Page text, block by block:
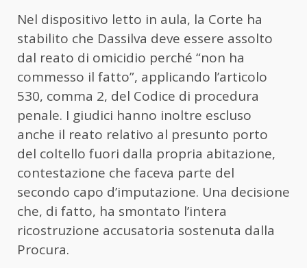
Nel dispositivo letto in aula, la Corte ha
stabilito che Dassilva deve essere assolto
dal reato di omicidio perché “non ha
commesso il fatto”, applicando l’articolo
530, comma 2, del Codice di procedura
penale. I giudici hanno inoltre escluso
anche il reato relativo al presunto porto
del coltello fuori dalla propria abitazione,
contestazione che faceva parte del
secondo capo d’imputazione. Una decisione
che, di fatto, ha smontato l’intera
ricostruzione accusatoria sostenuta dalla
Procura.